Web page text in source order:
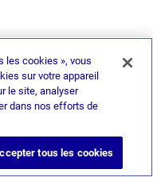
les cookies », vous
sur votre appareil
le site, analyser
dans nos efforts de
tous les cookies